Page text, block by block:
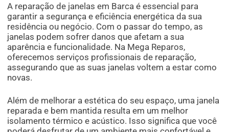
A reparação de janelas em Barca é essencial para
garantir a segurança e eficiência energética da sua
residência ou negócio. Com o passar do tempo, as
janelas podem sofrer danos que afetam a sua
aparência e funcionalidade. Na Mega Reparos,
oferecemos serviços profissionais de reparação,
assegurando que as suas janelas voltem a estar como
novas.
Além de melhorar a estética do seu espaço, uma janela
reparada e bem mantida resulta em um melhor
isolamento térmico e acústico. Isso significa que você